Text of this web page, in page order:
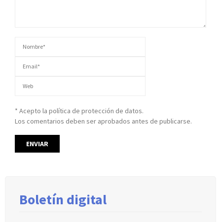
* Acepto la política de protección de datos.
Los comentarios deben ser aprobados antes de publicarse.
Boletín digital